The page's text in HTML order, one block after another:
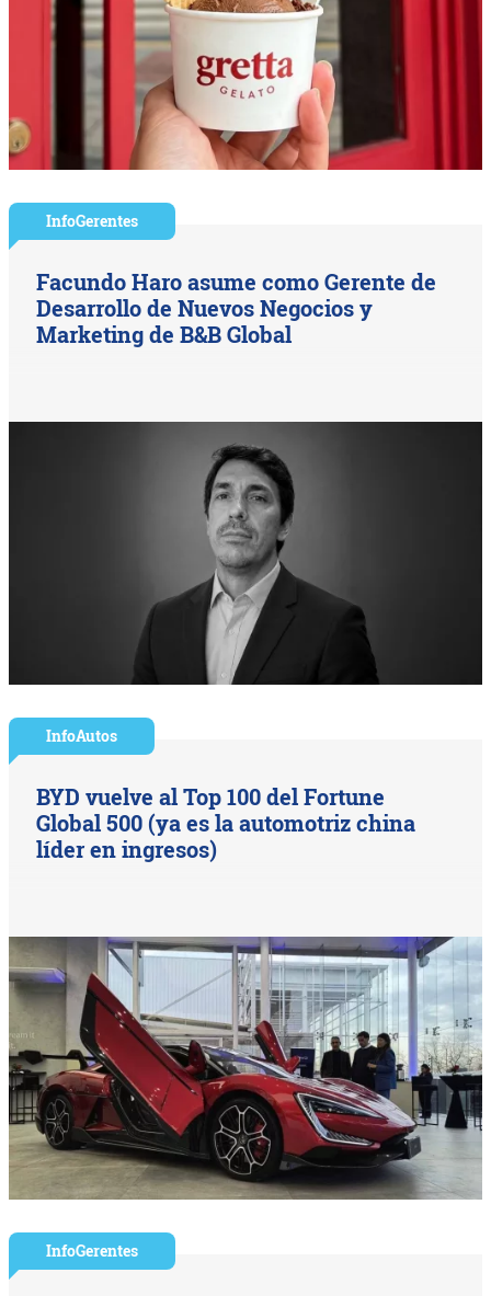
InfoGerentes
Facundo Haro asume como Gerente de
Desarrollo de Nuevos Negocios y
Marketing de B&B Global
InfoAutos
BYD vuelve al Top 100 del Fortune
Global 500 (ya es la automotriz china
líder en ingresos)
InfoGerentes